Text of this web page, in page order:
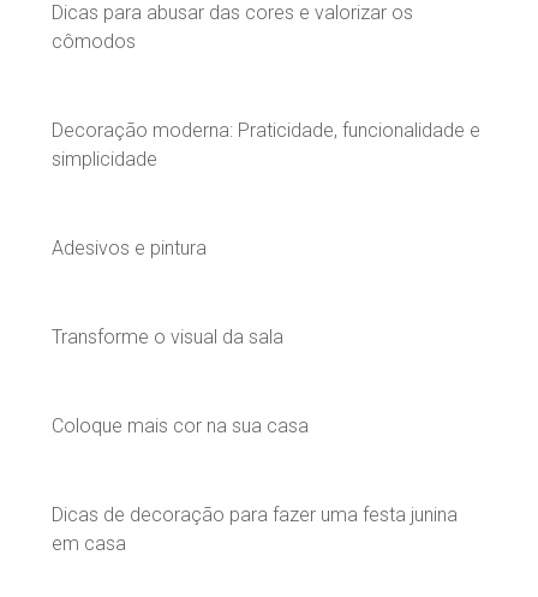
Dicas para abusar das cores e valorizar os
cômodos
Decoração moderna: Praticidade, funcionalidade e
simplicidade
Adesivos e pintura
Transforme o visual da sala
Coloque mais cor na sua casa
Dicas de decoração para fazer uma festa junina
em casa